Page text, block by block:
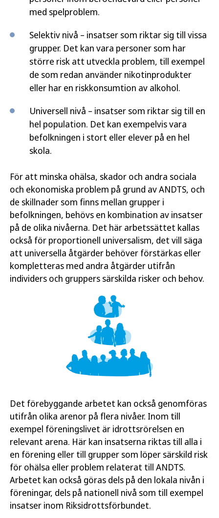
med spelproblem.
Selektiv nivå – insatser som riktar sig till vissa
grupper. Det kan vara personer som har
större risk att utveckla problem, till exempel
de som redan använder nikotinprodukter
eller har en riskkonsumtion av alkohol.
Universell nivå – insatser som riktar sig till en
hel population. Det kan exempelvis vara
befolkningen i stort eller elever på en hel
skola.
För att minska ohälsa, skador och andra sociala
och ekonomiska problem på grund av ANDTS, och
de skillnader som finns mellan grupper i
befolkningen, behövs en kombination av insatser
på de olika nivåerna. Det här arbetssättet kallas
också för proportionell universalism, det vill säga
att universella åtgärder behöver förstärkas eller
kompletteras med andra åtgärder utifrån
individers och gruppers särskilda risker och behov.
Det förebyggande arbetet kan också genomföras
utifrån olika arenor på flera nivåer. Inom till
exempel föreningslivet är idrottsrörelsen en
relevant arena. Här kan insatserna riktas till alla i
en förening eller till grupper som löper särskild risk
för ohälsa eller problem relaterat till ANDTS.
Arbetet kan också göras dels på den lokala nivån i
föreningar, dels på nationell nivå som till exempel
insatser inom Riksidrottsförbundet.